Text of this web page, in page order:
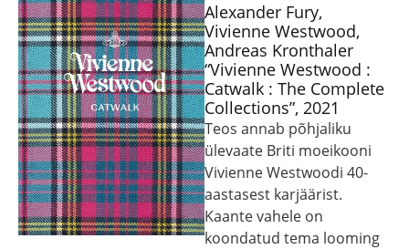
Alexander Fury,
Vivienne Westwood,
Andreas Kronthaler
“Vivienne Westwood :
Catwalk : The Complete
Collections”, 2021
Teos annab põhjaliku
ülevaate Briti moeikooni
Vivienne Westwoodi 40-
aastasest karjäärist.
Kaante vahele on
koondatud tema looming